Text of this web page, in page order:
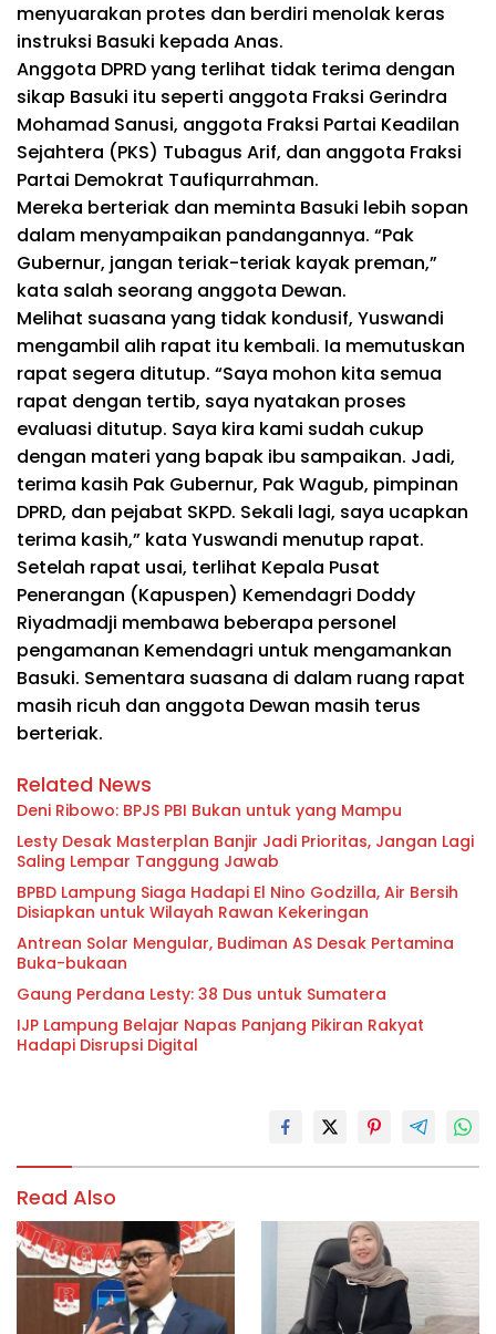
menyuarakan protes dan berdiri menolak keras
instruksi Basuki kepada Anas.
Anggota DPRD yang terlihat tidak terima dengan
sikap Basuki itu seperti anggota Fraksi Gerindra
Mohamad Sanusi, anggota Fraksi Partai Keadilan
Sejahtera (PKS) Tubagus Arif, dan anggota Fraksi
Partai Demokrat Taufiqurrahman.
Mereka berteriak dan meminta Basuki lebih sopan
dalam menyampaikan pandangannya. “Pak
Gubernur, jangan teriak-teriak kayak preman,”
kata salah seorang anggota Dewan.
Melihat suasana yang tidak kondusif, Yuswandi
mengambil alih rapat itu kembali. Ia memutuskan
rapat segera ditutup. “Saya mohon kita semua
rapat dengan tertib, saya nyatakan proses
evaluasi ditutup. Saya kira kami sudah cukup
dengan materi yang bapak ibu sampaikan. Jadi,
terima kasih Pak Gubernur, Pak Wagub, pimpinan
DPRD, dan pejabat SKPD. Sekali lagi, saya ucapkan
terima kasih,” kata Yuswandi menutup rapat.
Setelah rapat usai, terlihat Kepala Pusat
Penerangan (Kapuspen) Kemendagri Doddy
Riyadmadji membawa beberapa personel
pengamanan Kemendagri untuk mengamankan
Basuki. Sementara suasana di dalam ruang rapat
masih ricuh dan anggota Dewan masih terus
berteriak.
Related News
Deni Ribowo: BPJS PBI Bukan untuk yang Mampu
Lesty Desak Masterplan Banjir Jadi Prioritas, Jangan Lagi
Saling Lempar Tanggung Jawab
BPBD Lampung Siaga Hadapi El Nino Godzilla, Air Bersih
Disiapkan untuk Wilayah Rawan Kekeringan
Antrean Solar Mengular, Budiman AS Desak Pertamina
Buka-bukaan
Gaung Perdana Lesty: 38 Dus untuk Sumatera
IJP Lampung Belajar Napas Panjang Pikiran Rakyat
Hadapi Disrupsi Digital
Read Also